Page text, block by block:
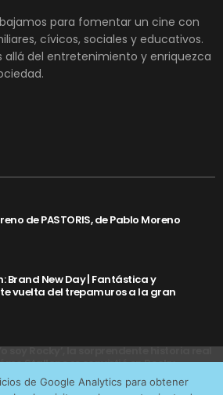
para fomentar un cine con
cívicos, sociales y educativos.
allá del entretenimiento y enriquezca
de PASTORIS, de Pablo Moreno
Brand New Day | Fantástica y
vuelta del trepamuros a la gran
soy Rocky’, la sorprendente historia real
Stallone se convirtió en Rocky
de Google Analytics para obtener
y conocer los servicios que